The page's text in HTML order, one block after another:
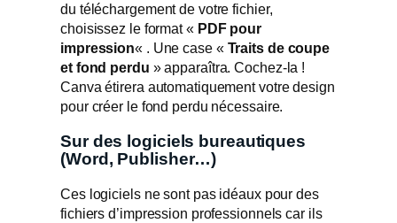
du téléchargement de votre fichier,
choisissez le format « PDF pour
impression« . Une case « Traits de coupe
et fond perdu » apparaîtra. Cochez-la !
Canva étirera automatiquement votre design
pour créer le fond perdu nécessaire.
Sur des logiciels bureautiques
(Word, Publisher…)
Ces logiciels ne sont pas idéaux pour des
fichiers d’impression professionnels car ils